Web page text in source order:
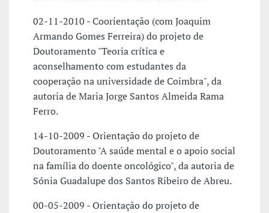
02-11-2010 - Coorientação (com Joaquim
Armando Gomes Ferreira) do projeto de
Doutoramento "Teoria crítica e
aconselhamento com estudantes da
cooperação na universidade de Coimbra", da
autoria de Maria Jorge Santos Almeida Rama
Ferro.
14-10-2009 - Orientação do projeto de
Doutoramento "A saúde mental e o apoio social
na família do doente oncológico", da autoria de
Sónia Guadalupe dos Santos Ribeiro de Abreu.
00-05-2009 - Orientação do projeto de